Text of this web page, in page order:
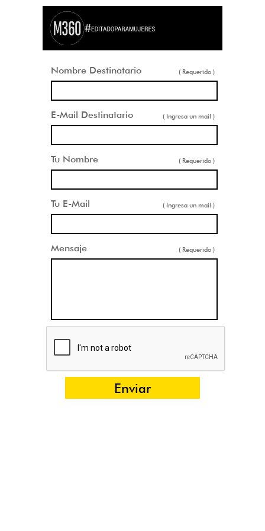
Nombre Destinatario ( Requerido )
E-Mail Destinatario ( Ingresa un mail )
Tu Nombre ( Requerido )
Tu E-Mail ( Ingresa un mail )
Mensaje ( Requerido )